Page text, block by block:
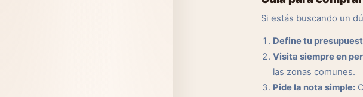
Si estás buscando un
Define tu
Visita siempre en
las zonas comunes.
Pide la nota simple: